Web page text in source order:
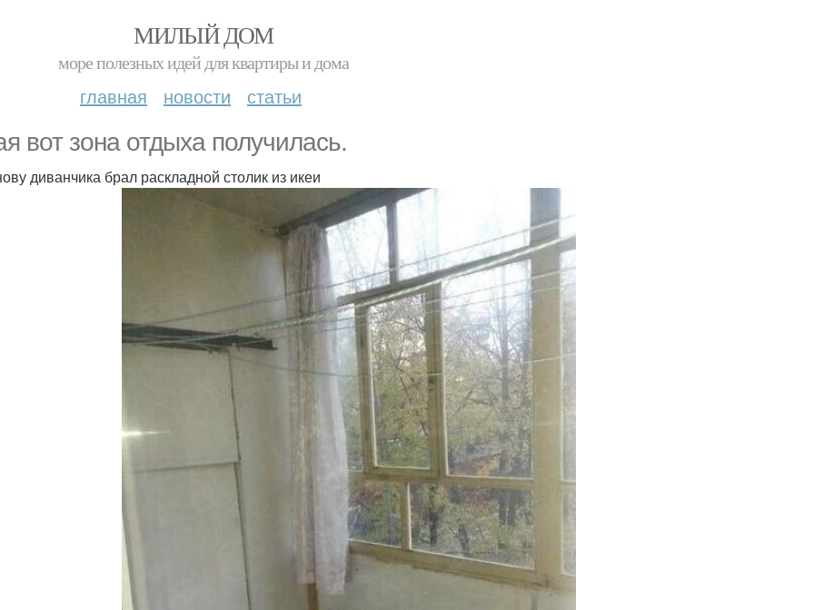
МИЛЫЙ ДОМ
море полезных идей для квартиры и дома
главная новости статьи
вот зона отдыха получилась.
диванчика брал раскладной столик из икеи